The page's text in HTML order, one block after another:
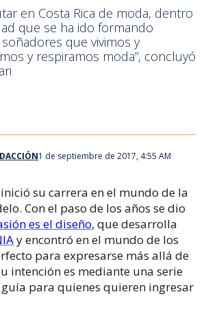
en Costa Rica de moda, dentro
que se ha ido formando
que vivimos y
y respiramos moda”, concluyó
1 de septiembre de 2017, 4:55 AM
inició su carrera en el mundo de la
Con el paso de los años se dio
es el diseño, que desarrolla
y encontró en el mundo de los
para expresarse más allá de
intención es mediante una serie
para quienes quieren ingresar